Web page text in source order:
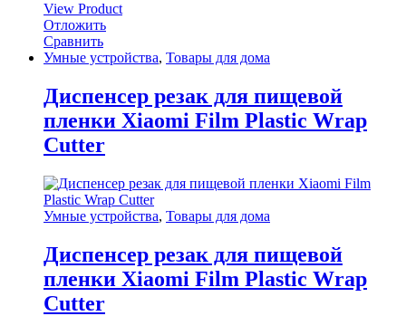
View Product
Отложить
Сравнить
Умные устройства, Товары для дома
Диспенсер резак для пищевой
пленки Xiaomi Film Plastic Wrap
Cutter
Умные устройства, Товары для дома
Диспенсер резак для пищевой
пленки Xiaomi Film Plastic Wrap
Cutter